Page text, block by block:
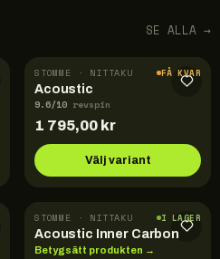
SE ALLA →
STOMME · NITTAKU FÅ KVAR
Acoustic
9.6/10 revspin
1 795,00 kr
Välj variant
STOMME · NITTAKU I LAGER
Acoustic Inner Carbon
Betygsätt produkten →